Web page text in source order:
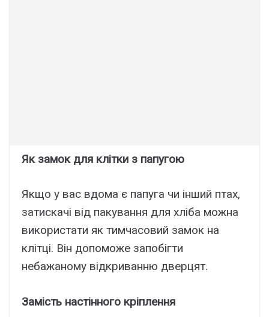
Як замок для клітки з папугою
Якщо у вас вдома є папуга чи інший птах,
затискачі від пакування для хліба можна
використати як тимчасовий замок на
клітці. Він допоможе запобігти
небажаному відкриванню дверцят.
Замість настінного кріплення